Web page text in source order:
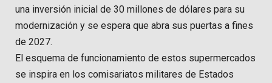
una inversión inicial de 30 millones de dólares para su
modernización y se espera que abra sus puertas a fines
de 2027.
El esquema de funcionamiento de estos supermercados
se inspira en los comisariatos militares de Estados